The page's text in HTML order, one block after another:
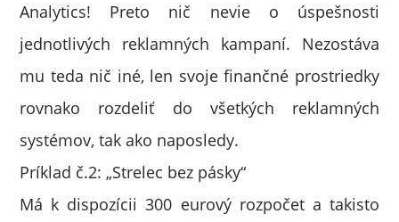
Analytics! Preto nič nevie o úspešnosti
jednotlivých reklamných kampaní. Nezostáva
mu teda nič iné, len svoje finančné prostriedky
rovnako rozdeliť do všetkých reklamných
systémov, tak ako naposledy.
Príklad č.2: „Strelec bez pásky“
Má k dispozícii 300 eurový rozpočet a takisto